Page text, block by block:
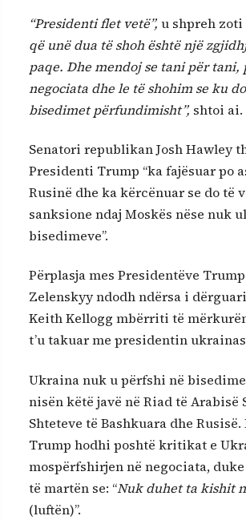
“Presidenti flet vetë”, u shpreh zoti
që unë dua të shoh është një
paqe. Dhe mendoj se tani për tani,
negociata dhe le të shohim se ku
bisedimet përfundimisht”, shtoi ai.
Senatori republikan Josh Hawley
Presidenti Trump “ka fajësuar po
Rusinë dhe ka kërcënuar se do të
sanksione ndaj Moskës nëse nuk
bisedimeve”.
Përplasja mes Presidentëve
Zelenskyy ndodh ndërsa i
Keith Kellogg mbërriti të
t’u takuar me presidentin
Ukraina nuk u përfshi në
nisën këtë javë në Riad të Arabisë
Shteteve të Bashkuara dhe
Trump hodhi poshtë kritikat e
mospërfshirjen në negociata,
të martën se: “Nuk duhet ta kishit
(luftën)”.